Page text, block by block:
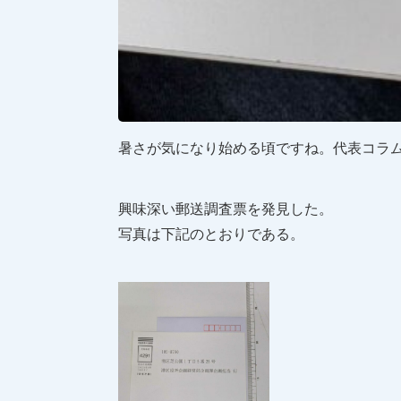
暑さが気になり始める頃ですね。代表コラ
興味深い郵送調査票を発見した。
写真は下記のとおりである。